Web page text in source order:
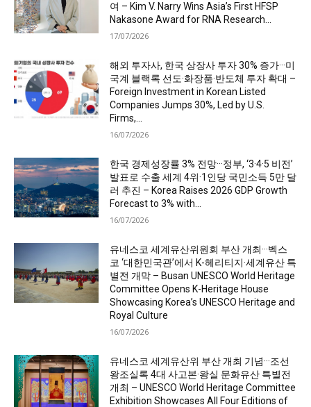
여 – Kim V. Narry Wins Asia’s First HFSP
Nakasone Award for RNA Research...
17/07/2026
해외 투자사, 한국 상장사 투자 30% 증가···미
국계 블랙록 선도·화장품·반도체 투자 확대 –
Foreign Investment in Korean Listed
Companies Jumps 30%, Led by U.S.
Firms,...
16/07/2026
한국 경제성장률 3% 전망···정부, ‘3·4·5 비전’
발표로 수출 세계 4위·1인당 국민소득 5만 달
러 추진 – Korea Raises 2026 GDP Growth
Forecast to 3% with...
16/07/2026
유네스코 세계유산위원회 부산 개최···벡스
코 ‘대한민국관’에서 K-헤리티지·세계유산 특
별전 개막 – Busan UNESCO World Heritage
Committee Opens K-Heritage House
Showcasing Korea’s UNESCO Heritage and
Royal Culture
16/07/2026
유네스코 세계유산위 부산 개최 기념···조선
왕조실록 4대 사고본·왕실 문화유산 특별전
개최 – UNESCO World Heritage Committee
Exhibition Showcases All Four Editions of